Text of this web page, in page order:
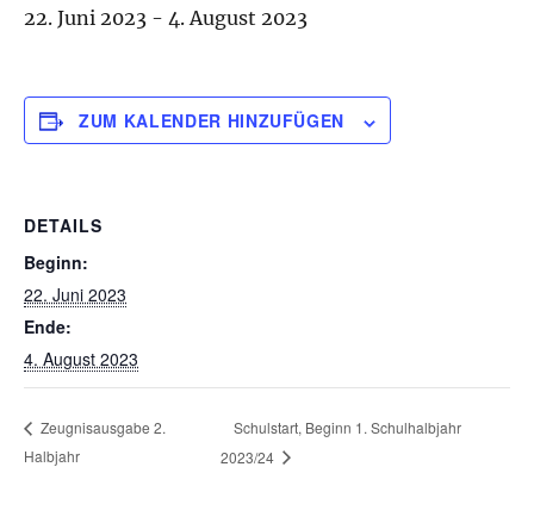
22. Juni 2023 - 4. August 2023
ZUM KALENDER HINZUFÜGEN
DETAILS
Beginn:
22. Juni 2023
Ende:
4. August 2023
Zeugnisausgabe 2.
Halbjahr
Schulstart, Beginn 1. Schulhalbjahr
2023/24